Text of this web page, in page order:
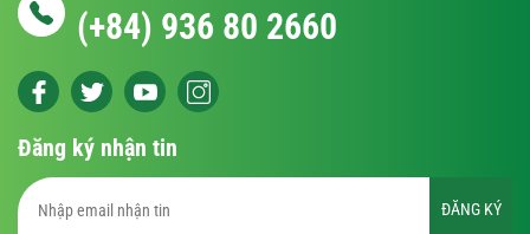
(+84) 936 80 2660
Đăng ký nhận tin
ĐĂNG KÝ